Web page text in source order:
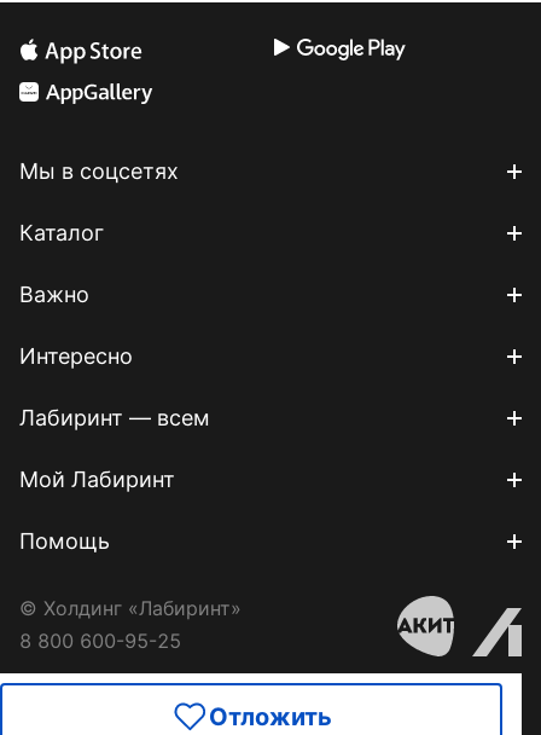
Отложить
Мы в соцсетях
Каталог
Важно
Интересно
Лабиринт — всем
Мой Лабиринт
Помощь
© Холдинг «Лабиринт»
8 800 600-95-25